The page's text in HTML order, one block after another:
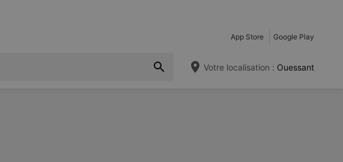
App Store Google Play
Votre localisation : Ouessant